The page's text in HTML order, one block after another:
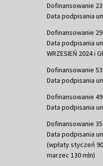
Dofinansowanie
Data podpisania
Dofinansowanie
Data podpisania
WRZESIEŃ 2024 i
Dofinansowanie
Data podpisania
Dofinansowanie 49
Data podpisania
Dofinansowanie
Data podpisania
(wpłaty styczeń
marzec 130 mln)